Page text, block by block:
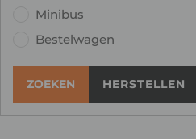
Minibus
Bestelwagen
ZOEKEN HERSTELLEN